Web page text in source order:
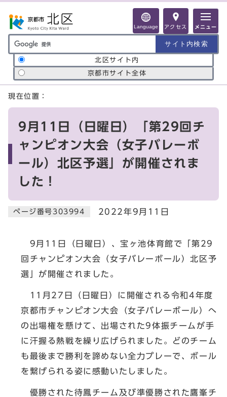
Language アクセス メニュー
サイト内検索の範囲
北区サイト内
京都市サイト全体
ここから本文です
現在位置：
9月11日（日曜日）「第29回チ
ャンピオン大会（女子バレーボ
ール）北区予選」が開催されま
した！
ページ番号303994 2022年9月11日
9月11日（日曜日）、宝ヶ池体育館で「第29
回チャンピオン大会（女子バレーボール）北区予
選」が開催されました。
11月27日（日曜日）に開催される令和4年度
京都市チャンピオン大会（女子バレーボール）へ
の出場権を懸けて、出場された9体振チームが手
に汗握る熱戦を繰り広げられました。どのチーム
も最後まで勝利を諦めない全力プレーで、ボール
を繋げられる姿に感動いたしました。
優勝された待鳳チーム及び準優勝された鷹峯チ